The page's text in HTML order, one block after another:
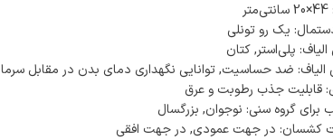
یک رو تونلی
پلی‌استر, کتان
الیاف: ضد حساسیت, توانایی نگهداری دمای بدن در مقابل سرما
قابلیت جذب رطوبت و عرق
برای گروه سنی: نوجوان, بزرگسال
کشسان: در جهت عمودی, در جهت افقی